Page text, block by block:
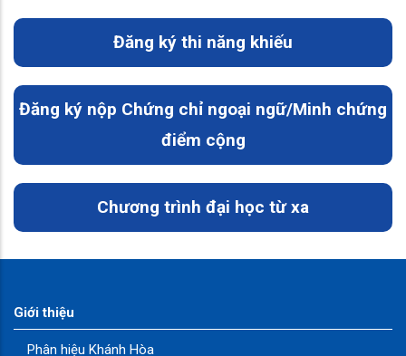
Đăng ký thi năng khiếu
Đăng ký nộp Chứng chỉ ngoại ngữ/Minh chứng
điểm cộng
Chương trình đại học từ xa
Giới thiệu
Phân hiệu Khánh Hòa